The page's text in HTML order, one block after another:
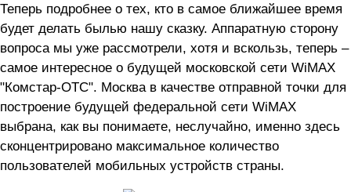
Теперь подробнее о тех, кто в самое ближайшее время
будет делать былью нашу сказку. Аппаратную сторону
вопроса мы уже рассмотрели, хотя и вскользь, теперь –
самое интересное о будущей московской сети WiMAX
"Комстар-ОТС". Москва в качестве отправной точки для
построение будущей федеральной сети WiMAX
выбрана, как вы понимаете, неслучайно, именно здесь
сконцентрировано максимальное количество
пользователей мобильных устройств страны.